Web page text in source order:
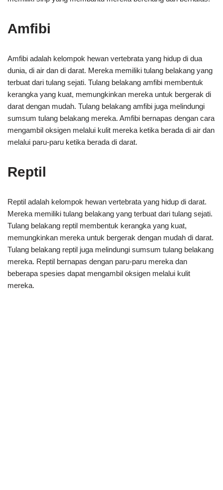
Amfibi
Amfibi adalah kelompok hewan vertebrata yang hidup di dua
dunia, di air dan di darat. Mereka memiliki tulang belakang yang
terbuat dari tulang sejati. Tulang belakang amfibi membentuk
kerangka yang kuat, memungkinkan mereka untuk bergerak di
darat dengan mudah. Tulang belakang amfibi juga melindungi
sumsum tulang belakang mereka. Amfibi bernapas dengan cara
mengambil oksigen melalui kulit mereka ketika berada di air dan
melalui paru-paru ketika berada di darat.
Reptil
Reptil adalah kelompok hewan vertebrata yang hidup di darat.
Mereka memiliki tulang belakang yang terbuat dari tulang sejati.
Tulang belakang reptil membentuk kerangka yang kuat,
memungkinkan mereka untuk bergerak dengan mudah di darat.
Tulang belakang reptil juga melindungi sumsum tulang belakang
mereka. Reptil bernapas dengan paru-paru mereka dan
beberapa spesies dapat mengambil oksigen melalui kulit
mereka.